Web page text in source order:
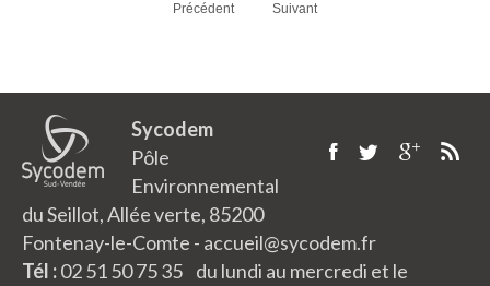
Précédent Suivant
Sycodem
Pôle
Environnemental
du Seillot, Allée verte, 85200
Fontenay-le-Comte - accueil@sycodem.fr
Tél :02 51 50 75 35 du lundi au mercredi et le